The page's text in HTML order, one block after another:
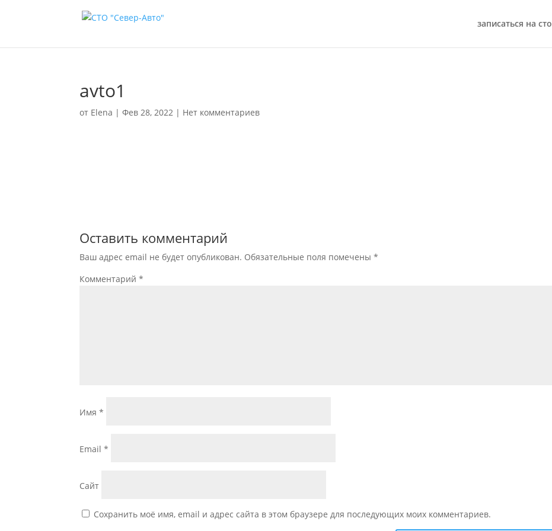
записаться на сто
avto1
от Elena |Фев 28, 2022 | Нет комментариев
Оставить комментарий
Ваш адрес email не будет опубликован. Обязательные поля помечены*
Комментарий*
Имя*
Email*
Сайт
Сохранить моё имя, email и адрес сайта в этом браузере для последующих моих комментариев.